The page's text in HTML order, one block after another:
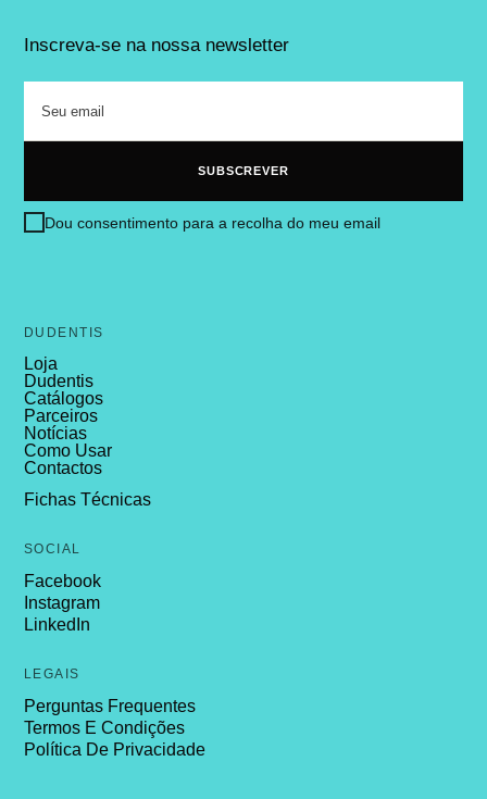
Inscreva-se na nossa newsletter
Dou consentimento para a recolha do meu email
DUDENTIS
Loja
Dudentis
Catálogos
Parceiros
Notícias
Como Usar
Contactos
Fichas Técnicas
SOCIAL
Facebook
Instagram
LinkedIn
LEGAIS
Perguntas Frequentes
Termos E Condições
Política De Privacidade